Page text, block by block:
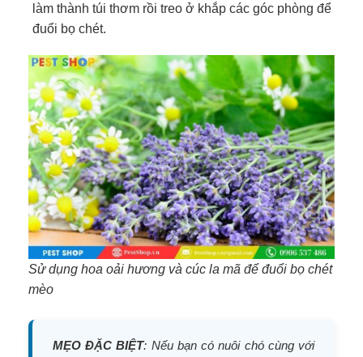
làm thành túi thơm rồi treo ở khắp các góc phòng để
đuổi bọ chét.
Sử dụng hoa oải hương và cúc la mã để đuổi bọ chét
mèo
MẸO ĐẶC BIỆT: Nếu bạn có nuôi chó cùng với